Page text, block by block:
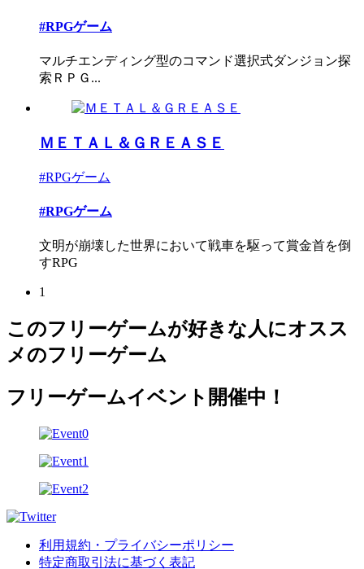
#RPGゲーム
マルチエンディング型のコマンド選択式ダンジョン探
索ＲＰＧ...
ＭＥＴＡＬ＆ＧＲＥＡＳＥ
#RPGゲーム
#RPGゲーム
文明が崩壊した世界において戦車を駆って賞金首を倒
すRPG
1
このフリーゲームが好きな人にオスス
メのフリーゲーム
フリーゲームイベント開催中！
利用規約・プライバシーポリシー
特定商取引法に基づく表記